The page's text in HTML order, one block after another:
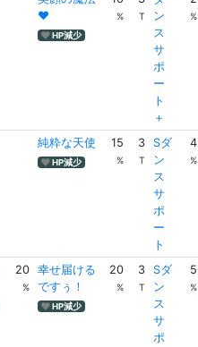
♥
HP減少
% T
ン
ス
サ
ポ
ー
ト
＋
%
純粋な天使
HP減少
15
%
3
T
Sダ
ン
ス
サ
ポ
ー
ト
4
%
20
%
幸せ届ける
ですぅ！
HP減少
20
%
3
T
Sダ
ン
ス
サ
ポ
5
%